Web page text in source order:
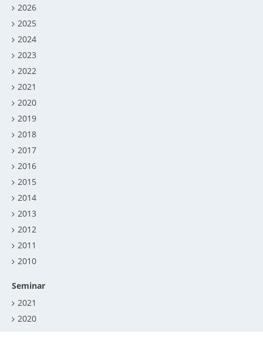
2026
2025
2024
2023
2022
2021
2020
2019
2018
2017
2016
2015
2014
2013
2012
2011
2010
Seminar
2021
2020